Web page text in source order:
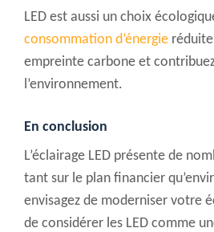
LED est aussi un choix
consommation d’énergie
empreinte carbone et
l’environnement.
En conclusion
L’éclairage LED présente de
tant sur le plan financier
envisagez de moderniser votre
de considérer les LED comme